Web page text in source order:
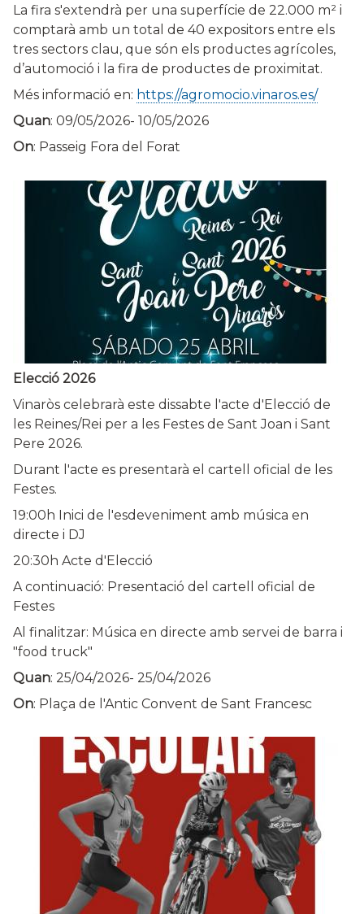
La fira s'extendrà per una superfície de 22.000 m² i
comptarà amb un total de 40 expositors entre els
tres sectors clau, que són els productes agrícoles,
d’automoció i la fira de productes de proximitat.
Més informació en: https://agromocio.vinaros.es/
Quan: 09/05/2026- 10/05/2026
On: Passeig Fora del Forat
Elecció 2026
Vinaròs celebrarà este dissabte l'acte d'Elecció de
les Reines/Rei per a les Festes de Sant Joan i Sant
Pere 2026.
Durant l'acte es presentarà el cartell oficial de les
Festes.
19:00h Inici de l'esdeveniment amb música en
directe i DJ
20:30h Acte d'Elecció
A continuació: Presentació del cartell oficial de
Festes
Al finalitzar: Música en directe amb servei de barra i
"food truck"
Quan: 25/04/2026- 25/04/2026
On: Plaça de l'Antic Convent de Sant Francesc